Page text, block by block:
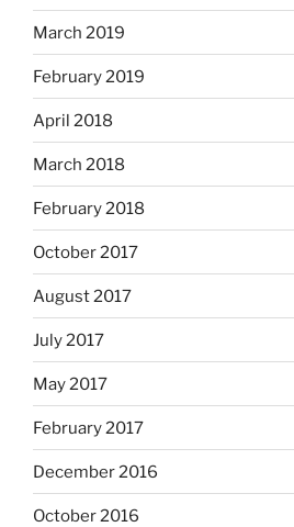
March 2019
February 2019
April 2018
March 2018
February 2018
October 2017
August 2017
July 2017
May 2017
February 2017
December 2016
October 2016